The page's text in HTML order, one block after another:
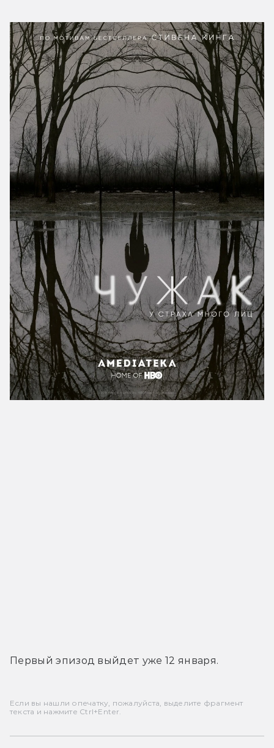
Первый эпизод выйдет уже 12 января.
Если вы нашли опечатку, пожалуйста, выделите фрагмент
текста и нажмите Ctrl+Enter.